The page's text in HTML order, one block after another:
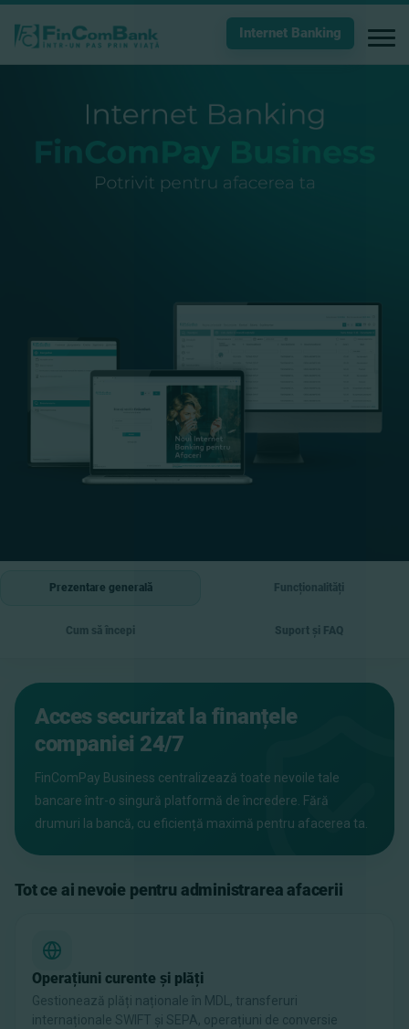
Internet Banking
Prezentare generală Funcționalități
Cum să începi Suport și FAQ
Acces securizat la finanțele
companiei 24/7
FinComPay Business centralizează toate nevoile tale
bancare într-o singură platformă de încredere. Fără
drumuri la bancă, cu eficiență maximă pentru afacerea ta.
Tot ce ai nevoie pentru administrarea afacerii
Operațiuni curente și plăți
Gestionează plăți naționale în MDL, transferuri
internaționale SWIFT și SEPA, operațiuni de conversie